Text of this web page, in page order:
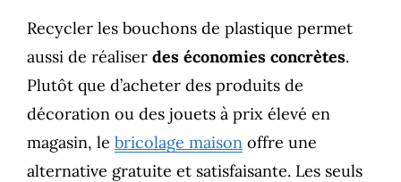
Recycler les bouchons de plastique permet
aussi de réaliser des économies concrètes.
Plutôt que d’acheter des produits de
décoration ou des jouets à prix élevé en
magasin, le bricolage maison offre une
alternative gratuite et satisfaisante. Les seuls